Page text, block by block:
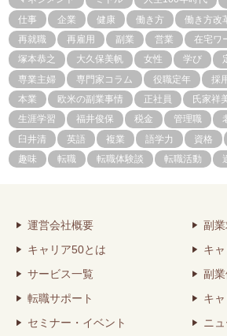
仕事
企業 健康 働き方 働き方改
再就職
再雇用 副業 営業 在宅ワ
塚本恭之
大久保美帆 女性 学び
専業主婦
専門家コラム 役職定年 採
本業
欧米の副業事情 正社員 氏家祥
生涯学習
福井俊保 税金 管理職
臼井清
英語 複業 語学力 資格
趣味
転職 転職体験談 転職活動
運営会社概要
キャリア50とは
サービス一覧
転職サポート
セミナー・イベント
副
キ
副
キ
ニ